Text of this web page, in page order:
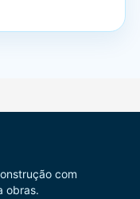
com
obras.